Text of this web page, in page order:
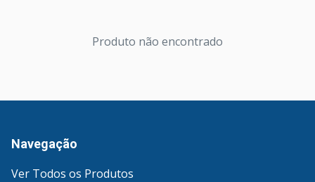
Produto não encontrado
Navegação
Ver Todos os Produtos